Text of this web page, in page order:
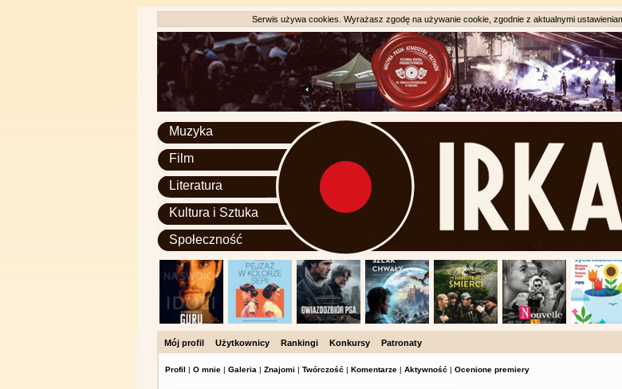
Serwis używa cookies. Wyrażasz zgodę na używanie cookie, zgodnie z aktualnymi
Muzyka
Film
Literatura
Kultura i Sztuka
Społeczność
Mój profil Użytkownicy Rankingi Konkursy Patronaty
Profil | O mnie | Galeria | Znajomi | Twórczość | Komentarze | Aktywność | Ocenione premiery